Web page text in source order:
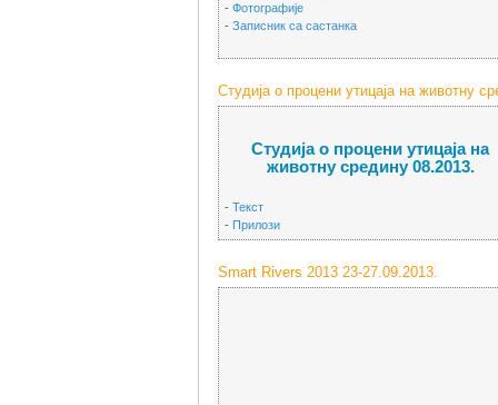
-Фотографије
-Записник са састанка
Студија о процени утицаја на животну
Студија о процени утицаја на
животну средину 08.2013.
-Текст
- Прилози
Smart Rivers 2013 23-27.09.2013.